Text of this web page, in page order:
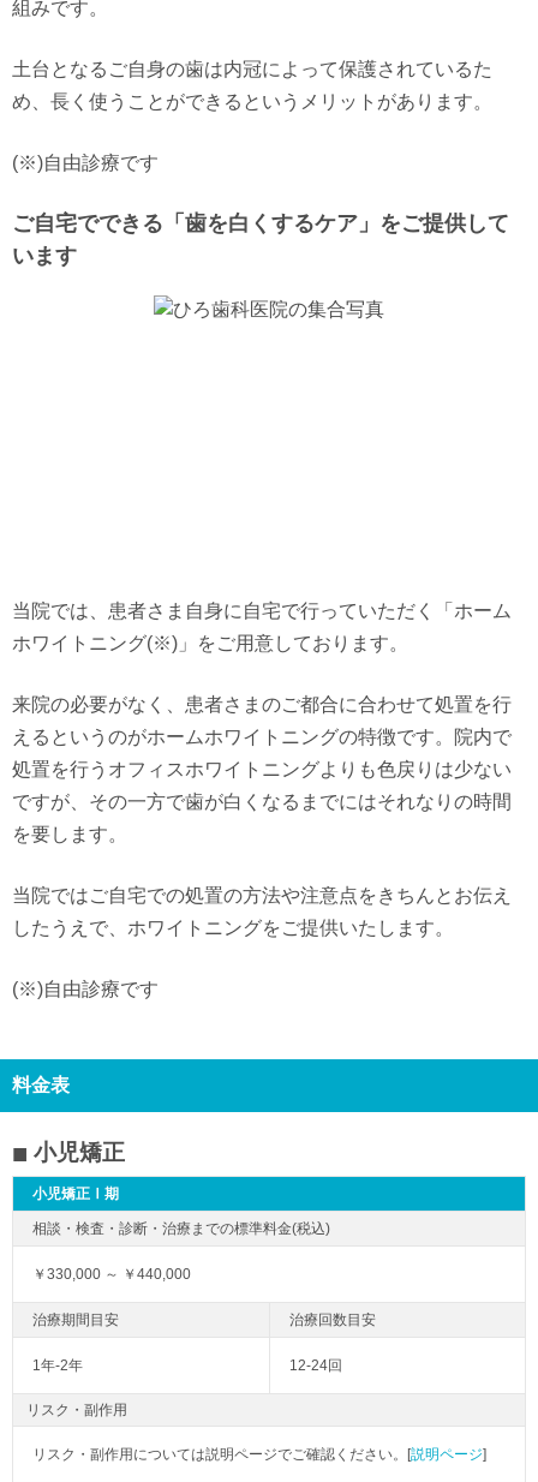
組みです。
土台となるご自身の歯は内冠によって保護されているた
め、長く使うことができるというメリットがあります。
(※)自由診療です
ご自宅でできる「歯を白くするケア」をご提供して
います
当院では、患者さま自身に自宅で行っていただく「ホーム
ホワイトニング(※)」をご用意しております。
来院の必要がなく、患者さまのご都合に合わせて処置を行
えるというのがホームホワイトニングの特徴です。院内で
処置を行うオフィスホワイトニングよりも色戻りは少ない
ですが、その一方で歯が白くなるまでにはそれなりの時間
を要します。
当院ではご自宅での処置の方法や注意点をきちんとお伝え
したうえで、ホワイトニングをご提供いたします。
(※)自由診療です
料金表
小児矯正
小児矯正Ⅰ期
￥330,000 ～ ￥440,000
1年-2年 12-24回
リスク・副作用
リスク・副作用については説明ページでご確認ください。[説明ページ]